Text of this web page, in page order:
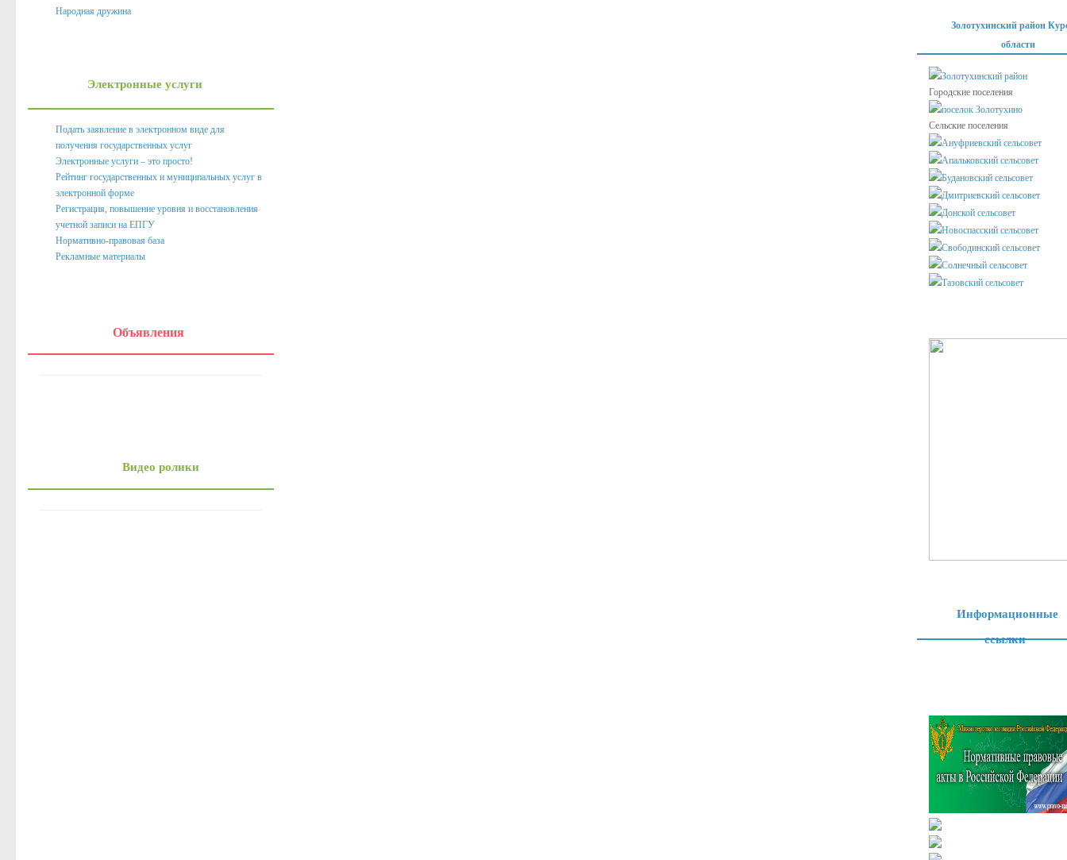
Народная дружина
Электронные услуги
Подать заявление в электронном виде для
получения государственных услуг
Электронные услуги – это просто!
Рейтинг государственных и муниципальных услуг в
электронной форме
Регистрация, повышение уровня и восстановления
учетной записи на ЕПГУ
Нормативно-правовая база
Рекламные материалы
Объявления
Видео ролики
Золотухинский район
области
Золотухинский район
Городские поселения
поселок Золотухино
Сельские поселения
Ануфриевский сельсовет
Апальковский сельсовет
Будановский сельсовет
Дмитриевский сельсовет
Донской сельсовет
Новоспасский сельсовет
Свободинский сельсовет
Солнечный сельсовет
Тазовский сельсовет
Информационные
ссылки